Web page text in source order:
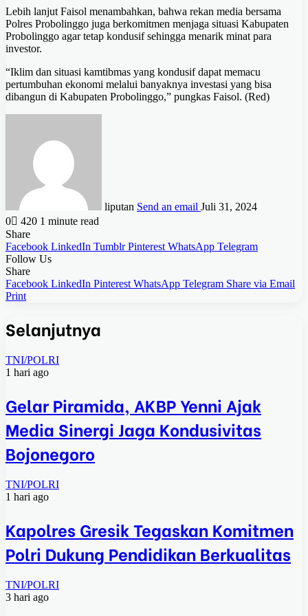
Lebih lanjut Faisol menambahkan, bahwa rekan media bersama
Polres Probolinggo juga berkomitmen menjaga situasi Kabupaten
Probolinggo agar tetap kondusif sehingga menarik minat para
investor.
“Iklim dan situasi kamtibmas yang kondusif dapat memacu
pertumbuhan ekonomi melalui banyaknya investasi yang bisa
dibangun di Kabupaten Probolinggo,” pungkas Faisol. (Red)
liputan Send an email Juli 31, 2024
0
420 1 minute read
Share
Facebook LinkedIn Tumblr Pinterest WhatsApp Telegram
Follow Us
Share
Facebook LinkedIn Pinterest WhatsApp Telegram Share via Email
Print
Selanjutnya
TNI/POLRI
1 hari ago
Gelar Piramida, AKBP Yenni Ajak
Media Sinergi Jaga Kondusivitas
Bojonegoro
TNI/POLRI
1 hari ago
Kapolres Gresik Tegaskan Komitmen
Polri Dukung Pendidikan Berkualitas
TNI/POLRI
3 hari ago